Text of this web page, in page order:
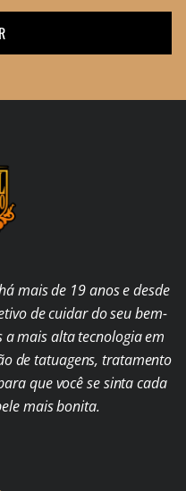
mais de 19 anos e desde
de cuidar do seu bem-
a mais alta tecnologia em
de tatuagens, tratamento
que você se sinta cada
mais bonita.